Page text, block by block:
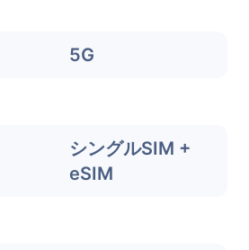
5G
シングルSIM +
eSIM